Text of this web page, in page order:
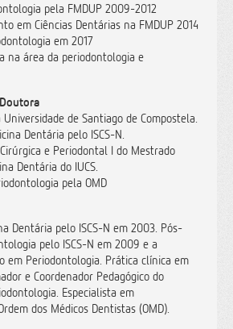
pela FMDUP 2009-2012
em Ciências Dentárias na FMDUP 2014
em 2017
na área da periodontologia e
de Santiago de Compostela.
Dentária pelo ISCS-N.
e Periodontal I do Mestrado
Dentária do IUCS.
pela OMD
Dentária pelo ISCS-N em 2003. Pós-
pelo ISCS-N em 2009 e a
em Periodontologia. Prática clínica em
e Coordenador Pedagógico do
Especialista em
dos Médicos Dentistas (OMD).